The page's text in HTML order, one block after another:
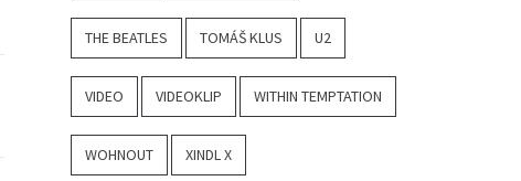
THE BEATLES TOMÁŠ KLUS U2
VIDEO VIDEOKLIP WITHIN TEMPTATION
WOHNOUT XINDL X